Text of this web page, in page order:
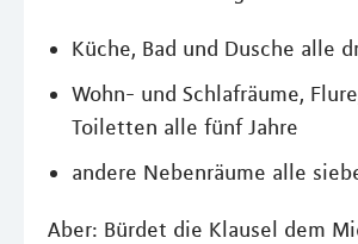
Küche, Bad und Dusche alle
Wohn- und Schlafräume,
Toiletten alle fünf Jahre
andere Nebenräume alle
Aber: Bürdet die Klausel dem